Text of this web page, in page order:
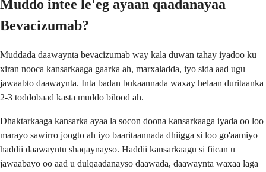
Muddo intee le'eg ayaan qaadanayaa
Bevacizumab?
Muddada daawaynta bevacizumab way kala duwan tahay iyadoo ku
xiran nooca kansarkaaga gaarka ah, marxaladda, iyo sida aad ugu
jawaabto daawaynta. Inta badan bukaannada waxay helaan duritaanka
2-3 toddobaad kasta muddo bilood ah.
Dhaktarkaaga kansarka ayaa la socon doona kansarkaaga iyada oo loo
marayo sawirro joogto ah iyo baaritaannada dhiigga si loo go'aamiyo
haddii daawayntu shaqaynayso. Haddii kansarkaagu si fiican u
jawaabayo oo aad u dulqaadanayso daawada, daawaynta waxaa laga